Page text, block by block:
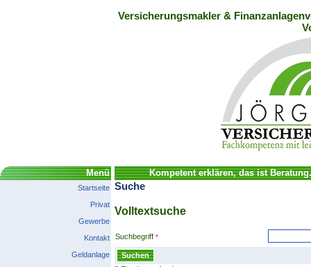
Versicherungsmakler &
Menü
Startseite
Privat
Gewerbe
Kontakt
Geldanlage
Kompetent erklären, das ist
Suche
Volltextsuche
Suchbegriff